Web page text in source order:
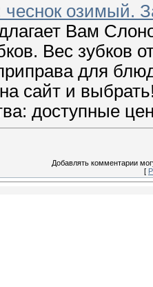
озимый.
Вам
Вес зубков
для
сайт и
доступные
Добавлять комментарии
[